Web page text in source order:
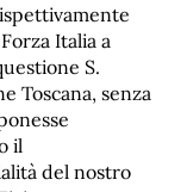
Italia a
S.
Toscana, senza
il
del nostro